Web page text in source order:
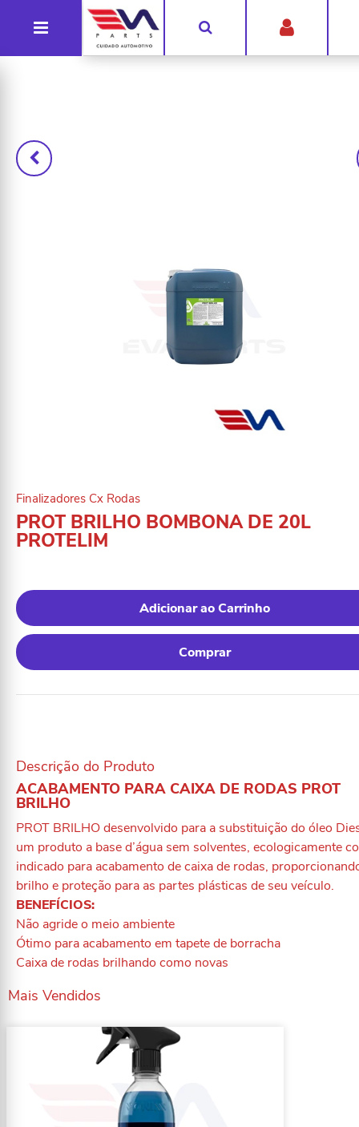
Finalizadores Cx Rodas
PROT BRILHO BOMBONA DE 20L
PROTELIM
Adicionar ao Carrinho
Comprar
Descrição do Produto
ACABAMENTO PARA CAIXA DE RODAS PROT
BRILHO
PROT BRILHO desenvolvido para a substituição do óleo
um produto a base d’água sem solventes, ecologicamente
indicado para acabamento de caixa de rodas,
brilho e proteção para as partes plásticas de seu veículo.
BENEFÍCIOS:
Não agride o meio ambiente
Ótimo para acabamento em tapete de borracha
Caixa de rodas brilhando como novas
Mais Vendidos